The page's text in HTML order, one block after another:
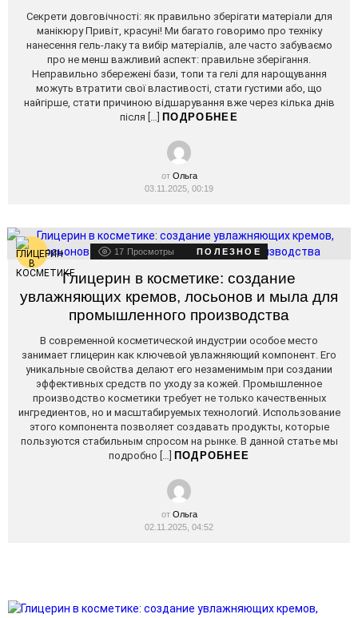
Секрети довговічності: як правильно зберігати матеріали для
манікюру Привіт, красуні! Ми багато говоримо про техніку
нанесення гель-лаку та вибір матеріалів, але часто забуваємо
про не менш важливий аспект: правильне зберігання.
Неправильно збережені бази, топи та гелі для нарощування
можуть втратити свої властивості, стати густими або, що
найгірше, стати причиною відшарування вже через кілька днів
після […] ПОДРОБНЕЕ
от Ольга
03.11.2025, 00:19
17 Просмотры ПОЛЕЗНОЕ
Глицерин в косметике: создание
увлажняющих кремов, лосьонов и мыла для
промышленного производства
В современной косметической индустрии особое место
занимает глицерин как ключевой увлажняющий компонент. Его
уникальные свойства делают его незаменимым при создании
эффективных средств по уходу за кожей. Промышленное
производство косметики требует не только качественных
ингредиентов, но и масштабируемых технологий. Использование
этого компонента позволяет создавать продукты, которые
пользуются стабильным спросом на рынке. В данной статье мы
подробно […] ПОДРОБНЕЕ
от Ольга
02.11.2025, 04:52